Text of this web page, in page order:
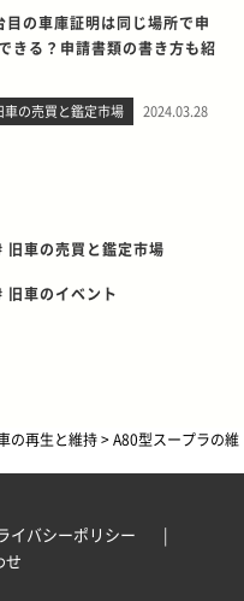
目の車庫証明は同じ場所で申
きる？申請書類の書き方も紹
車の売買と鑑定市場 2024.03.28
旧車の売買と鑑定市場
旧車のイベント
の再生と維持>A80型スープラの維
イバシーポリシー
せ